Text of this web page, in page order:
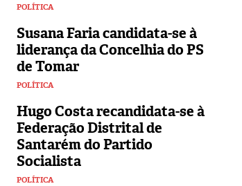
POLÍTICA
Susana Faria candidata-se à
liderança da Concelhia do PS
de Tomar
POLÍTICA
Hugo Costa recandidata-se à
Federação Distrital de
Santarém do Partido
Socialista
POLÍTICA